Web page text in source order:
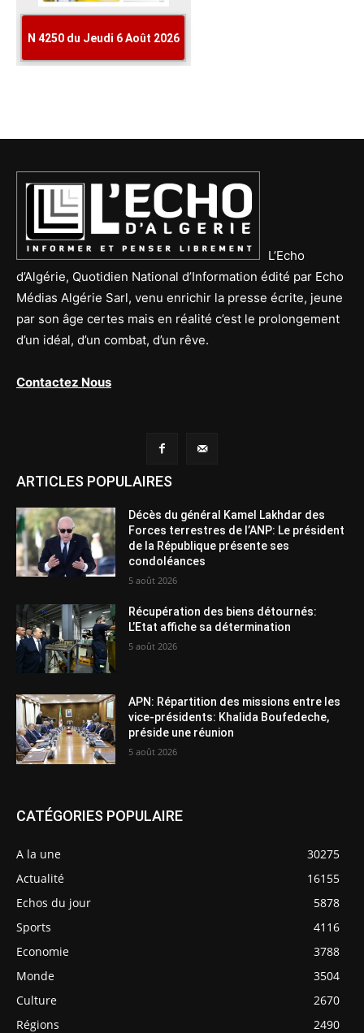
L’Echo
d’Algérie, Quotidien National d’Information édité par Echo
Médias Algérie Sarl, venu enrichir la presse écrite, jeune
par son âge certes mais en réalité c’est le prolongement
d’un idéal, d’un combat, d’un rêve.
Contactez Nous
ARTICLES POPULAIRES
Décès du général Kamel Lakhdar des
Forces terrestres de l’ANP: Le président
de la République présente ses
condoléances
5 août 2026
Récupération des biens détournés:
L’Etat affiche sa détermination
5 août 2026
APN: Répartition des missions entre les
vice-présidents: Khalida Boufedeche,
préside une réunion
5 août 2026
CATÉGORIES POPULAIRE
A la une
30275
Actualité
16155
Echos du jour
5878
Sports
4116
Economie
3788
Monde
3504
Culture
2670
Régions
2490